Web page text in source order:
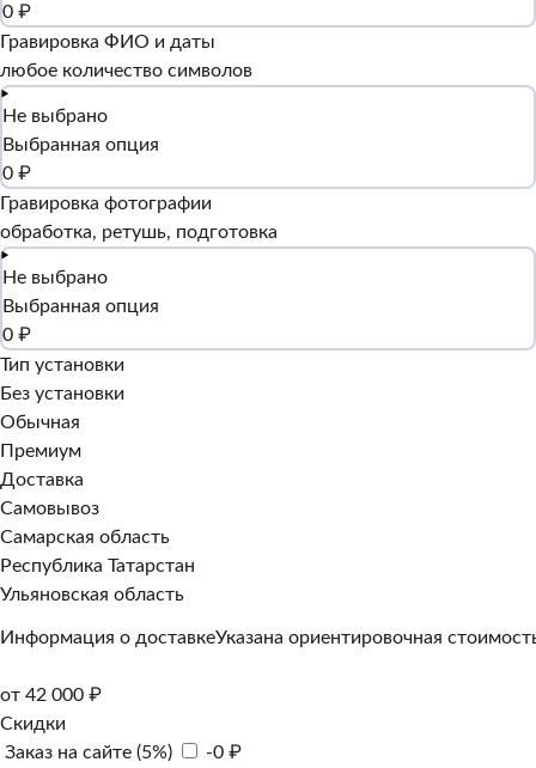
0 ₽
Гравировка ФИО и даты
любое количество символов
Не выбрано
Выбранная опция
0 ₽
Гравировка фотографии
обработка, ретушь, подготовка
Не выбрано
Выбранная опция
0 ₽
Тип установки
Без установки
Обычная
Премиум
Доставка
Самовывоз
Самарская область
Республика Татарстан
Ульяновская область
Информация о доставкеУказана ориентировочная
от 42 000 ₽
Скидки
Заказ на сайте (5%)
-0 ₽